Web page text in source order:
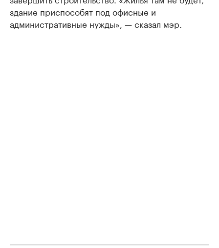
здание приспособят под офисные и
административные нужды», — сказал мэр.